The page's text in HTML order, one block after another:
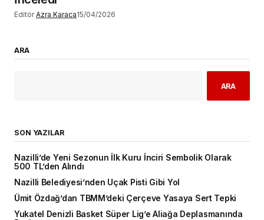
Editör Azra Karaca15/04/2026
ARA
ARA
SON YAZILAR
Nazilli’de Yeni Sezonun İlk Kuru İnciri Sembolik Olarak
500 TL’den Alındı
Nazilli Belediyesi’nden Uçak Pisti Gibi Yol
Ümit Özdağ’dan TBMM’deki Çerçeve Yasaya Sert Tepki
Yukatel Denizli Basket Süper Lig’e Aliağa Deplasmanında